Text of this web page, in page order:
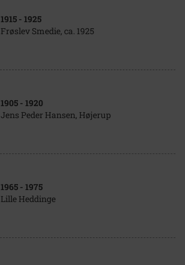
1915 - 1925
Frøslev Smedie, ca. 1925
1905 - 1920
Jens Peder Hansen, Højerup
1965 - 1975
Lille Heddinge